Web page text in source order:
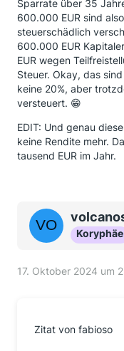
Sparrate über 35
600.000 EUR sind
steuerschädlich
600.000 EUR
EUR wegen
Steuer. Okay, das
keine 20%, aber
versteuert. 😁
EDIT: Und genau
keine Rendite mehr.
tausend EUR im Jahr.
Koryphäe
17. Oktober 2024 um
Zitat von fabioso